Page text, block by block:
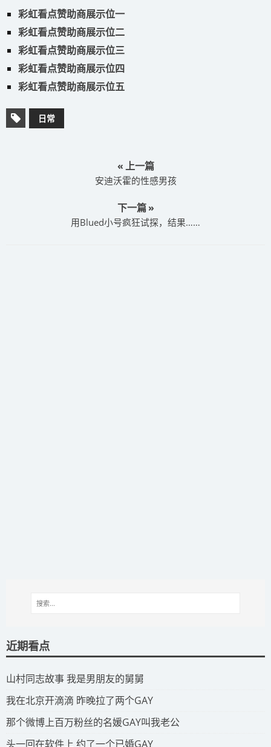
彩虹看点赞助商展示位一
彩虹看点赞助商展示位二
彩虹看点赞助商展示位三
彩虹看点赞助商展示位四
彩虹看点赞助商展示位五
日常
« 上一篇
安迪沃霍的性感男孩
下一篇 »
用Blued小号疯狂试探，结果……
近期看点
​山村同志故事 我是男朋友的舅舅
​我在北京开滴滴 昨晚拉了两个GAY
​那个微博上百万粉丝的名媛GAY叫我老公
​头一回在软件上 约了一个已婚GAY